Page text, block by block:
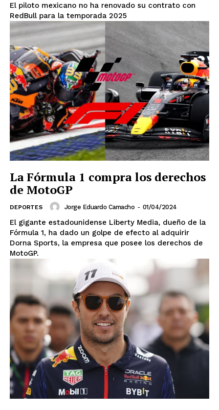
El Suplemento
El piloto mexicano no ha renovado su contrato con
RedBull para la temporada 2025
La Fórmula 1 compra los derechos
de MotoGP
DEPORTES Jorge Eduardo Camacho - 01/04/2024
El gigante estadounidense Liberty Media, dueño de la
Fórmula 1, ha dado un golpe de efecto al adquirir
Dorna Sports, la empresa que posee los derechos de
MotoGP.